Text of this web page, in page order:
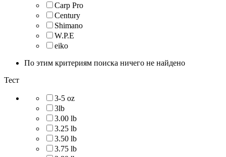
Carp Pro
Century
Shimano
W.P.E
eiko
По этим критериям поиска ничего не найдено
Тест
3-5 oz
3lb
3.00 lb
3.25 lb
3.50 lb
3.75 lb